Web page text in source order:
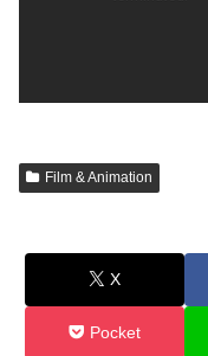
Film & Animation
X
Pocket